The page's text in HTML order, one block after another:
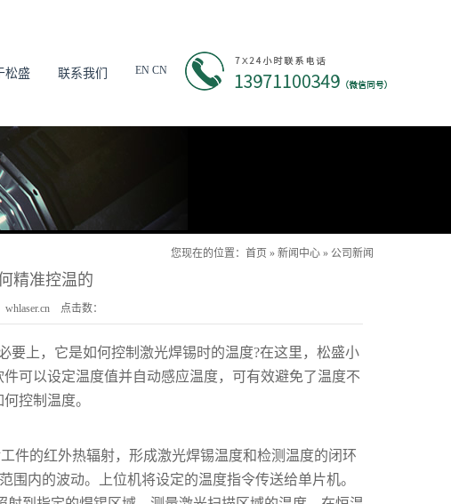
松盛 联系我们 EN CN
您现在的位置： 首页 » 新闻中心 » 公司新闻
精准控温的
点击数：
上，它是如何控制激光焊锡时的温度?在这里，松盛小
可以设定温度值并自动感应温度，可有效避免了温度不
控制温度。
件的红外热辐射，形成激光焊锡温度和检测温度的闭环
内的波动。上位机将设定的温度指令传送给单片机。